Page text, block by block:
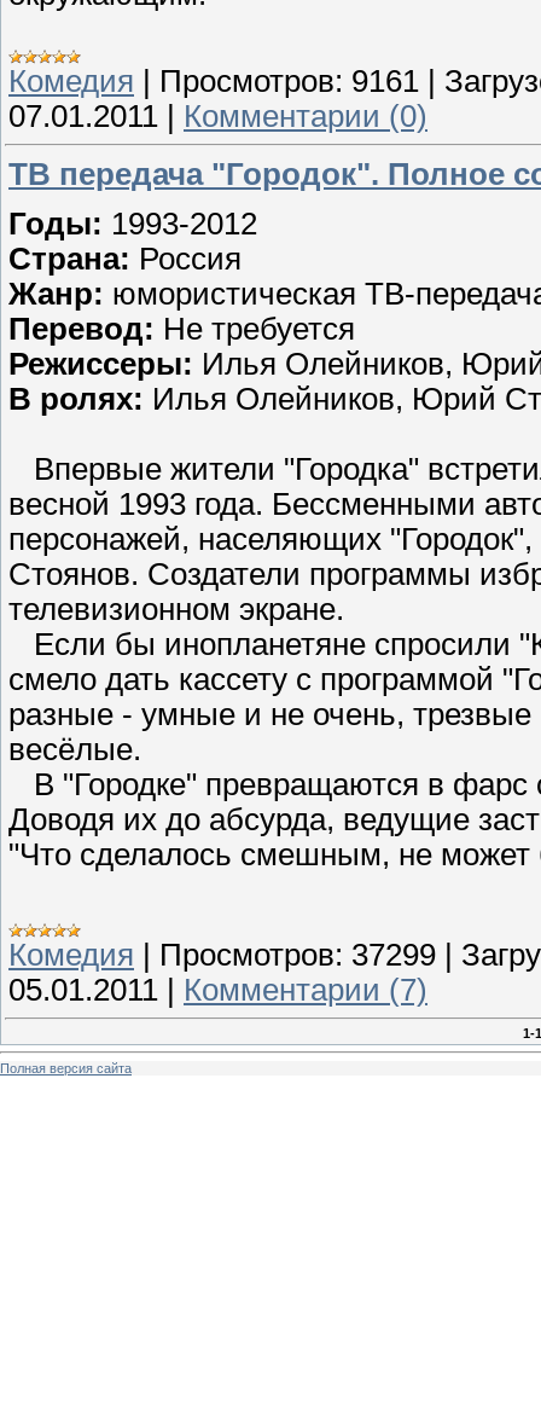
Комедия Просмотров: 9161
07.01.2011
Комментарии (0)
ТВ передача "Городок". Полное
Годы: 1993-2012
Страна: Россия
Жанр: юмористическая ТВ-
Перевод: Не требуется
Режиссеры: Илья Олейников,
В ролях: Илья Олейников, Юрий
Впервые жители "Городка"
весной 1993 года. Бессменными
персонажей, населяющих
Стоянов. Создатели программы
телевизионном экране.
Если бы инопланетяне спросили
смело дать кассету с программой
разные - умные и не очень,
весёлые.
В "Городке" превращаются в
Доводя их до абсурда, ведущие
"Что сделалось смешным, не
Комедия Просмотров: 37299
05.01.2011
Комментарии (7)
1-
Полная версия сайта